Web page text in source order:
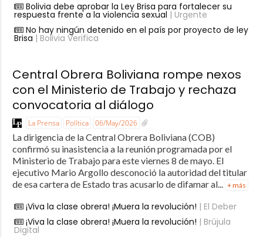
Bolivia debe aprobar la Ley Brisa para fortalecer su
respuesta frente a la violencia sexual | Urgente
No hay ningún detenido en el país por proyecto de ley
Brisa | Bolivia Verifica
Central Obrera Boliviana rompe nexos
con el Ministerio de Trabajo y rechaza
convocatoria al diálogo
La Prensa Política 06/May/2026
La dirigencia de la Central Obrera Boliviana (COB)
confirmó su inasistencia a la reunión programada por el
Ministerio de Trabajo para este viernes 8 de mayo. El
ejecutivo Mario Argollo desconoció la autoridad del titular
de esa cartera de Estado tras acusarlo de difamar al... + más
¡Viva la clase obrera! ¡Muera la revolución! | El Deber
¡Viva la clase obrera! ¡Muera la revolución! | Brújula
Digital